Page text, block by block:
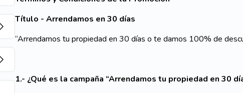
Título - Arrendamos en 30 días
“Arrendamos tu propiedad en 30 días o te damos 100% de
1.- ¿Qué es la campaña “Arrendamos tu propiedad en 30